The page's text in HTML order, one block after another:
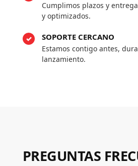
Cumplimos plazos y
y optimizados.
SOPORTE CERCANO
Estamos contigo antes,
lanzamiento.
PREGUNTAS